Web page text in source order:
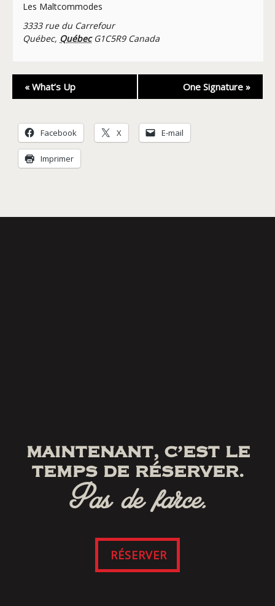
Les Maltcommodes
3333 rue du Carrefour
Québec, Québec G1C5R9 Canada
Navigation
Évènement
« What’s Up One Signature »
Facebook X E-mail
Imprimer
MAINTENANT, C’EST LE
TEMPS DE RÉSERVER.
Pas de farce.
RÉSERVER